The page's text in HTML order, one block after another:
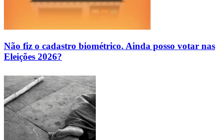
Não fiz o cadastro biométrico. Ainda posso votar nas
Eleições 2026?